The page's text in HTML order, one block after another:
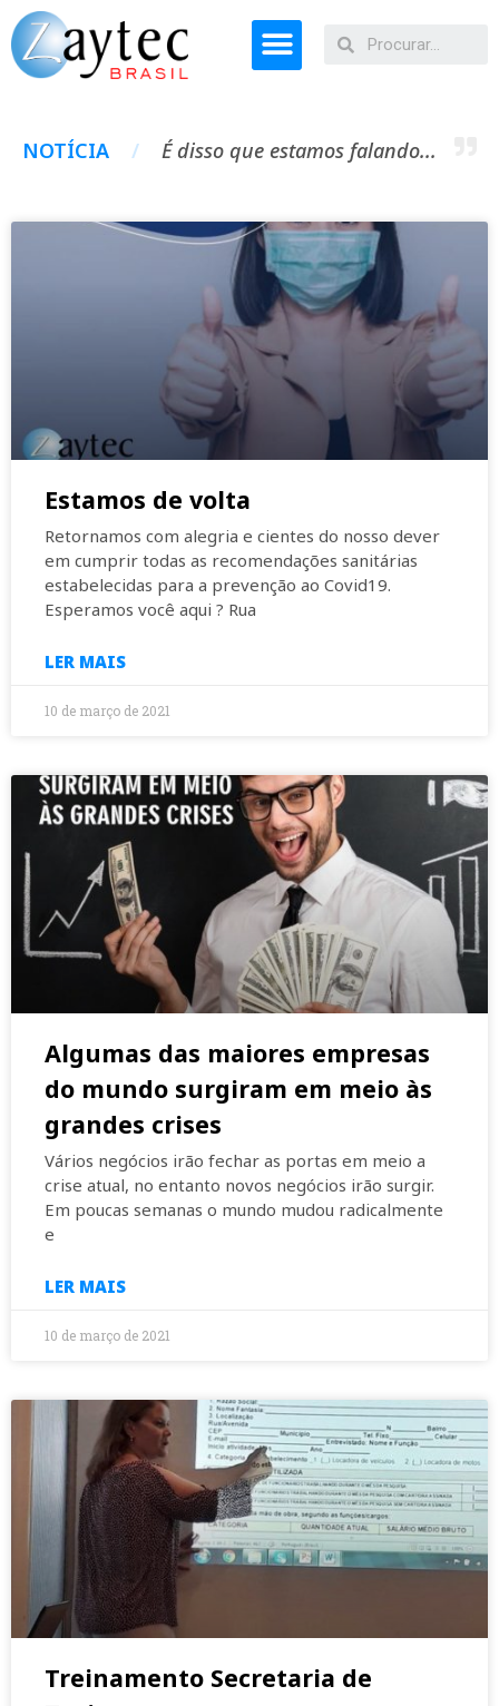
Metodologias
Contato
em meio às grandes crises
Treinamento Secretaria de
Turismo
NOTÍCIA / É disso que estamos falando...
Estamos de volta
Retornamos com alegria e cientes do nosso dever
em cumprir todas as recomendações sanitárias
estabelecidas para a prevenção ao Covid19.
Esperamos você aqui ? Rua
LER MAIS
10 de março de 2021
Algumas das maiores empresas
do mundo surgiram em meio às
grandes crises
Vários negócios irão fechar as portas em meio a
crise atual, no entanto novos negócios irão surgir.
Em poucas semanas o mundo mudou radicalmente
e
LER MAIS
10 de março de 2021
Treinamento Secretaria de